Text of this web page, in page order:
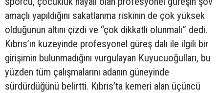
amaçlı yapıldığını sakatlanma riskinin de çok yüksek
olduğunun altını çizdi ve “çok dikkatli olunmalı” dedi.
Kıbrıs’ın kuzeyinde profesyonel güreş dalı ile ilgili bir
girişimin bulunmadığını vurgulayan Kuyucuoğulları, bu
yüzden tüm çalışmalarını adanın güneyinde
sürdürdüğünü belirtti. Kıbrıs’ta kemeri alan üçüncü